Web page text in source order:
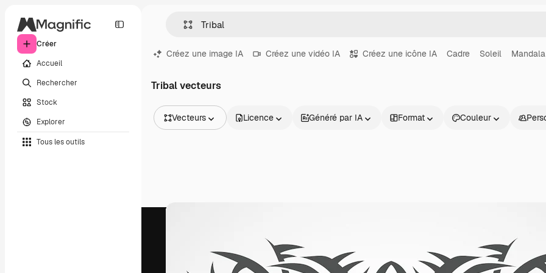
Créer
Accueil
Rechercher
Stock
Explorer
Tous les outils
Créez une image IA Créez une vidéo IA Créez une icône IA Cadre Soleil Mandala
Tribal vecteurs
Vecteurs
Vidéos
Licence Généré par IA Format Couleur
Produits Commencer